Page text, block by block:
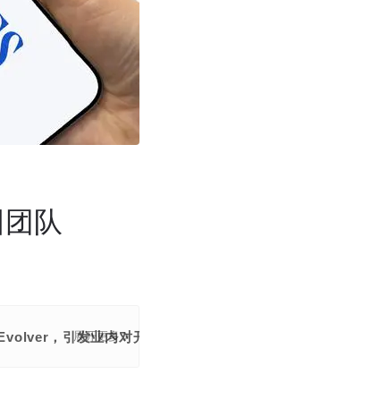
队
，引发业内对开源代码“结构性抄袭”现象的广泛讨
展开更多